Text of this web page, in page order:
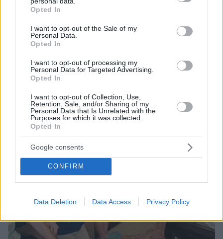
grant or deny consent to Google and its third-party tags to
use your data for below specified purposes in below Google
consent section.
Opted In
I want to opt-out of the Sale of my
Personal Data.
Opted In
I want to opt-out of processing my
Personal Data for Targeted Advertising.
Opted In
I want to opt-out of Collection, Use,
Retention, Sale, and/or Sharing of my
Personal Data that Is Unrelated with the
Purposes for which it was collected.
Opted In
Google consents
CONFIRM
Data Deletion Data Access Privacy Policy
«Πόσα θέλεις για το κορίτσι;»: Τουρίστας στην
Κρήτη ζητά... τιμή για να ασελγήσει σε ανήλικη, τι
καταγγέλλει ο ιδιοκτήτης επιχείρησης